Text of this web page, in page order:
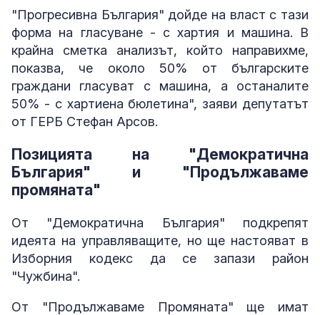
"Прогресивна България" дойде на власт с тази
форма на гласуване - с хартия и машина. В
крайна сметка анализът, който направихме,
показва, че около 50% от българските
граждани гласуват с машина, а останалите
50% - с хартиена бюлетина", заяви депутатът
от ГЕРБ Стефан Арсов.
Позицията на "Демократична
България" и "Продължаваме
промяната"
От "Демократична България" подкрепят
идеята на управляващите, но ще настояват в
Изборния кодекс да се запази район
"Чужбина".
От "Продължаваме Промяната" ще имат